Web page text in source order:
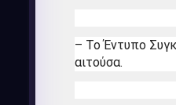
– Το Έντυπο
αιτούσα.